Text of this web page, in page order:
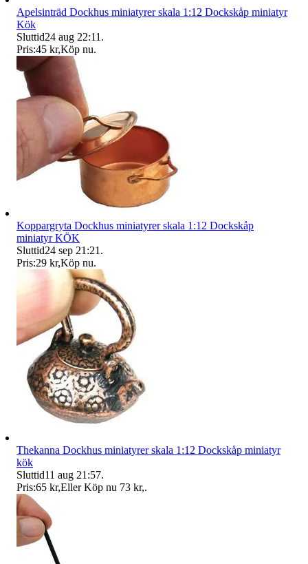
Apelsinträd Dockhus miniatyrer skala 1:12 Dockskåp miniatyr
Kök
Sluttid24 aug 22:11 .
Pris:45 kr,Köp nu.
Koppargryta Dockhus miniatyrer skala 1:12 Dockskåp
miniatyr KÖK
Sluttid24 sep 21:21 .
Pris:29 kr,Köp nu.
Thekanna Dockhus miniatyrer skala 1:12 Dockskåp miniatyr
kök
Sluttid11 aug 21:57.
Pris:65 kr,Eller Köp nu 73 kr,.